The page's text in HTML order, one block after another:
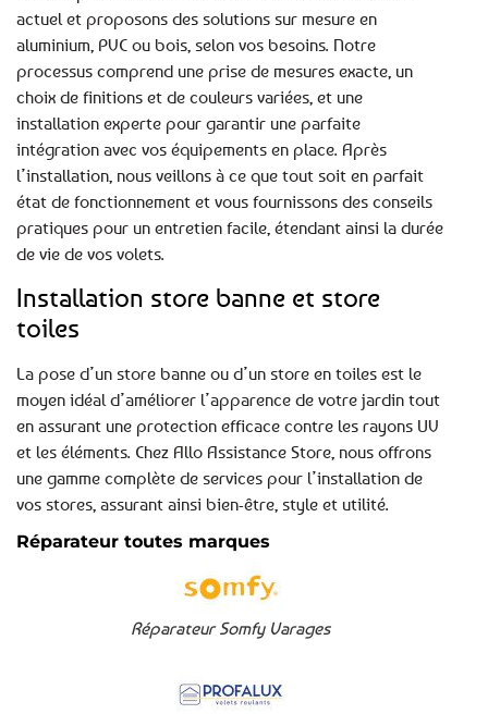
actuel et proposons des solutions sur mesure en
aluminium, PVC ou bois, selon vos besoins. Notre
processus comprend une prise de mesures exacte, un
choix de finitions et de couleurs variées, et une
installation experte pour garantir une parfaite
intégration avec vos équipements en place. Après
l’installation, nous veillons à ce que tout soit en parfait
état de fonctionnement et vous fournissons des conseils
pratiques pour un entretien facile, étendant ainsi la durée
de vie de vos volets.
Installation store banne et store
toiles
La pose d’un store banne ou d’un store en toiles est le
moyen idéal d’améliorer l’apparence de votre jardin tout
en assurant une protection efficace contre les rayons UV
et les éléments. Chez Allo Assistance Store, nous offrons
une gamme complète de services pour l’installation de
vos stores, assurant ainsi bien-être, style et utilité.
Réparateur toutes marques
Réparateur Somfy Varages